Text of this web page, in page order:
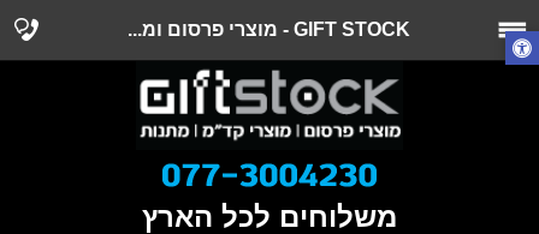
GIFT STOCK - מוצרי פרסום ומ...
משלוחים לכל הארץ